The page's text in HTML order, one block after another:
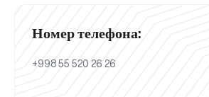
Номер телефона:
+998 55 520 26 26